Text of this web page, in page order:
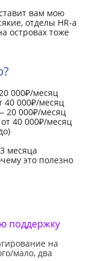
вам мою
отделы HR-а
островах тоже
000₽/месяц
40 000₽/месяц
20 000₽/месяц
40 000₽/месяц
месяца
это полезно
поддержку
на
мало, два